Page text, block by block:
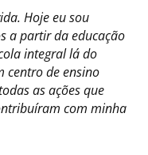
Hoje eu sou
a partir da educação
integral lá do
centro de ensino
as ações que
com minha